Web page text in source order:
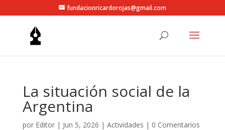
fundacionricardorojas@gmail.com
La situación social de la
Argentina
por Editor| Jun 5, 2026 | Actividades | 0 Comentarios